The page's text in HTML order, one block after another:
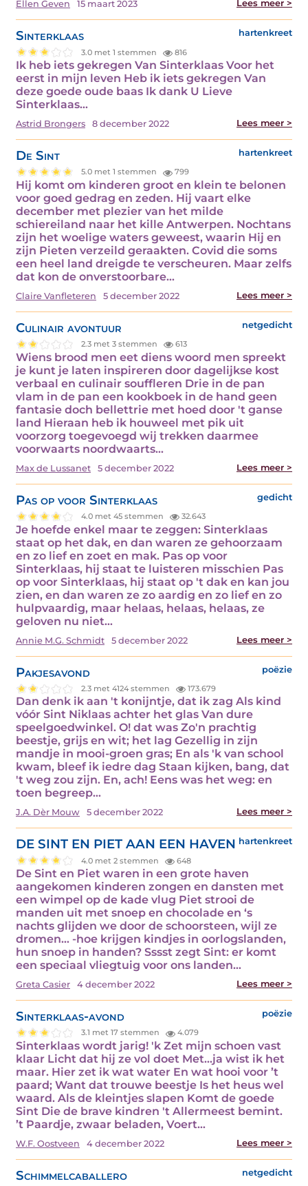
Ellen Geven 15 maart 2023 Lees meer >
Sinterklaas hartenkreet
3.0 met 1 stemmen 816
Ik heb iets gekregen Van Sinterklaas Voor het
eerst in mijn leven Heb ik iets gekregen Van
deze goede oude baas Ik dank U Lieve
Sinterklaas…
Astrid Brongers 8 december 2022 Lees meer >
De Sint hartenkreet
5.0 met 1 stemmen 799
Hij komt om kinderen groot en klein te belonen
voor goed gedrag en zeden. Hij vaart elke
december met plezier van het milde
schiereiland naar het kille Antwerpen. Nochtans
zijn het woelige waters geweest, waarin Hij en
zijn Pieten verzeild geraakten. Covid die soms
een heel land dreigde te verscheuren. Maar zelfs
dat kon de onverstoorbare…
Claire Vanfleteren 5 december 2022 Lees meer >
Culinair avontuur netgedicht
2.3 met 3 stemmen 613
Wiens brood men eet diens woord men spreekt
je kunt je laten inspireren door dagelijkse kost
verbaal en culinair souffleren Drie in de pan
vlam in de pan een kookboek in de hand geen
fantasie doch bellettrie met hoed door 't ganse
land Hieraan heb ik houweel met pik uit
voorzorg toegevoegd wij trekken daarmee
voorwaarts noordwaarts…
Max de Lussanet 5 december 2022 Lees meer >
Pas op voor Sinterklaas gedicht
4.0 met 45 stemmen 32.643
Je hoefde enkel maar te zeggen: Sinterklaas
staat op het dak, en dan waren ze gehoorzaam
en zo lief en zoet en mak. Pas op voor
Sinterklaas, hij staat te luisteren misschien Pas
op voor Sinterklaas, hij staat op 't dak en kan jou
zien, en dan waren ze zo aardig en zo lief en zo
hulpvaardig, maar helaas, helaas, helaas, ze
geloven nu niet…
Annie M.G. Schmidt 5 december 2022 Lees meer >
Pakjesavond poëzie
2.3 met 4124 stemmen 173.679
Dan denk ik aan 't konijntje, dat ik zag Als kind
vóór Sint Niklaas achter het glas Van dure
speelgoedwinkel. O! dat was Zo'n prachtig
beestje, grijs en wit; het lag Gezellig in zijn
mandje in mooi-groen gras; En als 'k van school
kwam, bleef ik iedre dag Staan kijken, bang, dat
't weg zou zijn. En, ach! Eens was het weg: en
toen begreep…
J.A. Dèr Mouw 5 december 2022 Lees meer >
DE SINT EN PIET AAN EEN HAVEN hartenkreet
4.0 met 2 stemmen 648
De Sint en Piet waren in een grote haven
aangekomen kinderen zongen en dansten met
een wimpel op de kade vlug Piet strooi de
manden uit met snoep en chocolade en ‘s
nachts glijden we door de schoorsteen, wijl ze
dromen… -hoe krijgen kindjes in oorlogslanden,
hun snoep in handen? Sssst zegt Sint: er komt
een speciaal vliegtuig voor ons landen…
Greta Casier 4 december 2022 Lees meer >
Sinterklaas-avond poëzie
3.1 met 17 stemmen 4.079
Sinterklaas wordt jarig! 'k Zet mijn schoen vast
klaar Licht dat hij ze vol doet Met...ja wist ik het
maar. Hier zet ik wat water En wat hooi voor ’t
paard; Want dat trouwe beestje Is het heus wel
waard. Als de kleintjes slapen Komt de goede
Sint Die de brave kindren 't Allermeest bemint.
’t Paardje, zwaar beladen, Voert…
W.F. Oostveen 4 december 2022 Lees meer >
Schimmelcaballero netgedicht